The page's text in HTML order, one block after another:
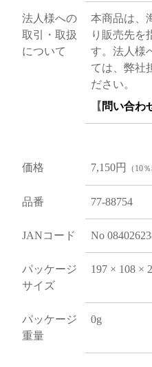
法人様への
取引・取扱
について
本商品は、
り販売先を
す。法人様
ては、弊社
ださい。
【 問い合わ
価格 7,150円 （10
品番 77-88754
JANコード No
パッケージ
サイズ
197 × 108 ×
パッケージ
重量
0g